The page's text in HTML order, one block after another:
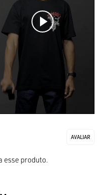
esse produto.